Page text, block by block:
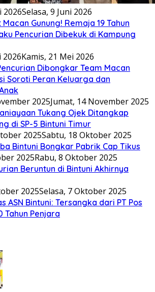
2026Selasa, 9 Juni 2026
Gunung! Remaja 19 Tahun
Pencurian Dibekuk di Kampung
2026Kamis, 21 Mei 2026
Dibongkar Team Macan
Soroti Peran Keluarga dan
2025Jumat, 14 November 2025
Tukang Ojek Ditangkap
di SP-5 Bintuni Timur
2025Sabtu, 18 Oktober 2025
Bintuni Bongkar Pabrik Cap Tikus
2025Rabu, 8 Oktober 2025
Beruntun di Bintuni Akhirnya
2025Selasa, 7 Oktober 2025
ASN Bintuni: Tersangka dari PT Pos
Tahun Penjara